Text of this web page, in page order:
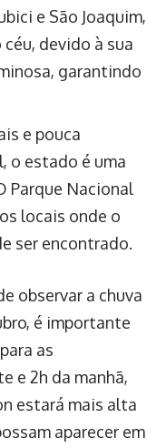
e São Joaquim,
devido à sua
garantindo
e pouca
o estado é uma
Parque Nacional
locais onde o
ser encontrado.
observar a chuva
é importante
as
e 2h da manhã,
estará mais alta
aparecer em